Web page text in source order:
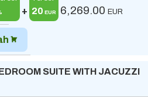
+ 20 EUR 6,269.00 EUR
SUITE WITH JACUZZI